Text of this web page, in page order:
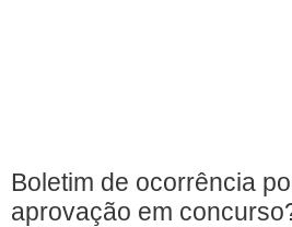
Boletim de ocorrência
aprovação em